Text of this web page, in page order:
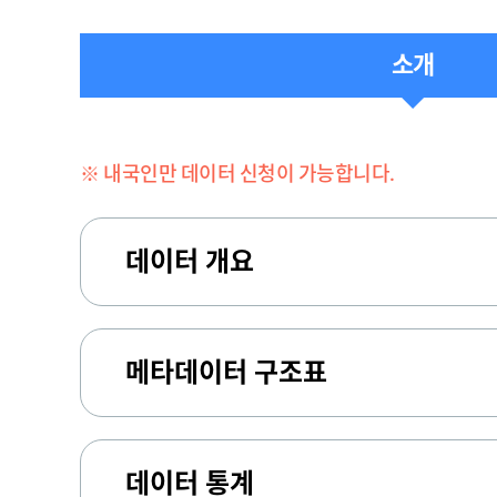
소개
※ 내국인만 데이터 신청이 가능합니다.
데이터 개요
메타데이터 구조표
데이터 통계